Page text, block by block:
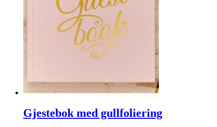
Gjestebok med gullfoliering